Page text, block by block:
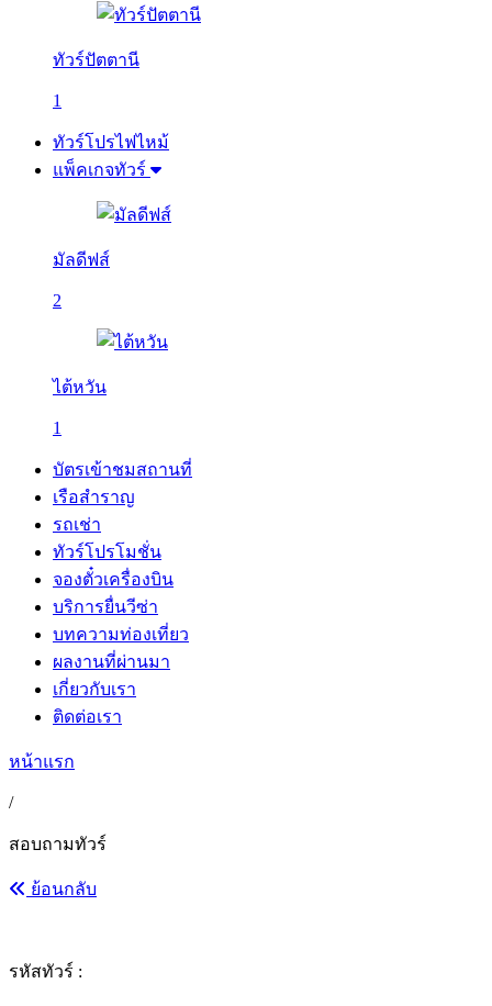
ทัวร์ปัตตานี
1
ทัวร์โปรไฟไหม้
แพ็คเกจทัวร์
มัลดีฟส์
2
ไต้หวัน
1
บัตรเข้าชมสถานที่
เรือสำราญ
รถเช่า
ทัวร์โปรโมชั่น
จองตั๋วเครื่องบิน
บริการยื่นวีซ่า
บทความท่องเที่ยว
ผลงานที่ผ่านมา
เกี่ยวกับเรา
ติดต่อเรา
หน้าแรก
/
สอบถามทัวร์
ย้อนกลับ
รหัสทัวร์ :